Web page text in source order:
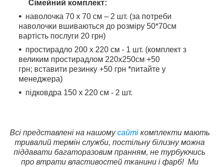
Сімейний комплект:
наволочка 70 х 70 см – 2 шт. (за потреби
наволочки вшиваються до розміру 50*70см
вартість послуги 20 грн)
простирадло 200 х 220 см - 1 шт. (комплект з
великим простирадлом 220х250см +50
грн; вставити резинку +50 грн *питайте у
менеджера)
підковдра 150 х 220 см - 2 шт.
Всі представлені на нашомусайтікомплекти мають
тривалий термін служби, постільну білизну можна
піддавати багаторазовим пранням, не турбуючись
про втрати властивостей тканини і фарб! Ми